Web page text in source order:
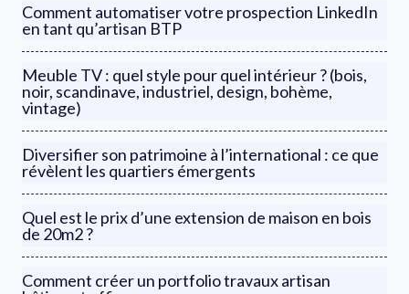
Comment automatiser votre prospection LinkedIn
en tant qu’artisan BTP
Meuble TV : quel style pour quel intérieur ? (bois,
noir, scandinave, industriel, design, bohème,
vintage)
Diversifier son patrimoine à l’international : ce que
révèlent les quartiers émergents
Quel est le prix d’une extension de maison en bois
de 20m2 ?
Comment créer un portfolio travaux artisan